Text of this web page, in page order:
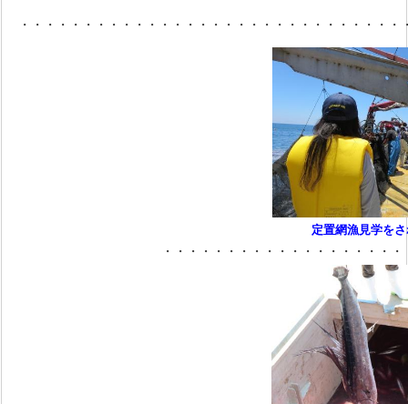
・・・・・・・・・・・・・・・・・・・・・・・・・・・・・・
定置網漁見学を
・・・・・・・・・・・・・・・・・・